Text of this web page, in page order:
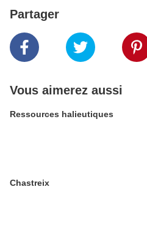
Partager
Vous aimerez aussi
Ressources halieutiques
Chastreix